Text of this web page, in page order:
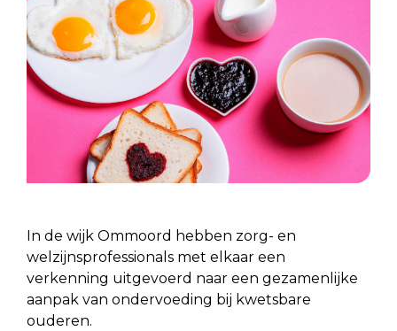
In de wijk Ommoord hebben zorg- en
welzijnsprofessionals met elkaar een
verkenning uitgevoerd naar een gezamenlijke
aanpak van ondervoeding bij kwetsbare
ouderen.